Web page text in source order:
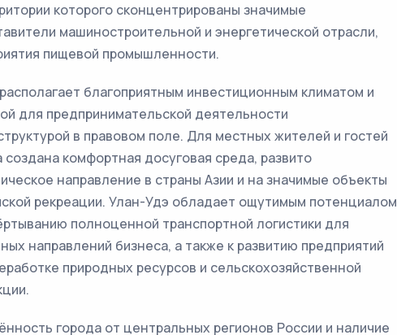
которого сконцентрированы значимые
машиностроительной и энергетической отрасли,
пищевой промышленности.
благоприятным инвестиционным климатом и
для предпринимательской деятельности
в правовом поле. Для местных жителей и гостей
создана комфортная досуговая среда, развито
направление в страны Азии и на значимые объекты
рекреации. Улан-Удэ обладает ощутимым потенциалом
полноценной транспортной логистики для
направлений бизнеса, а также к развитию предприятий
природных ресурсов и сельскохозяйственной
города от центральных регионов России и наличие